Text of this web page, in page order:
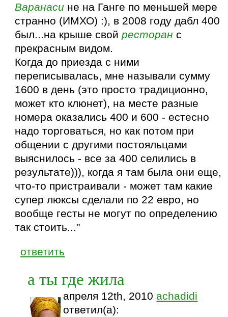
Варанаси не на Ганге по меньшей мере
странно (ИМХО) :), в 2008 году дабл 400
был...на крыше свойресторан с
прекрасным видом.
Когда до приезда с ними
переписывалась, мне называли сумму
1600 в день (это просто традиционно,
может кто клюнет), на месте разные
номера оказались 400 и 600 - естесно
надо торговаться, но как потом при
общении с другими постояльцами
выяснилось - все за 400 селились в
результате))), когда я там была они еще,
что-то пристраивали - может там какие
супер люксы сделали по 22 евро, но
вообще гесты не могут по определению
так стоить..."
ответить
а ты где жила
апреля 12th, 2010 achadidi
ответил(а):